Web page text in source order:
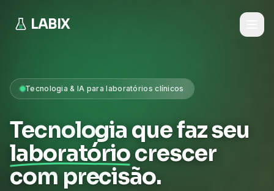
LABIX
Tecnologia & IA para laboratórios clínicos
Tecnologia que faz seu
laboratóriocrescer
com precisão.